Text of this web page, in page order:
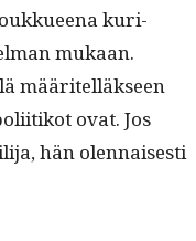
kuri­
mukaan.
määritel­läk­seen
ovat. Jos
hän olen­nais­es­ti